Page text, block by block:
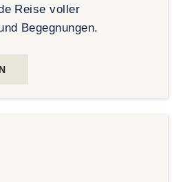
Reise voller
Begegnungen.